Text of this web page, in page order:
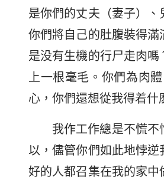
是你們的丈夫（妻子）、
你們將自己的肚腹裝得
是没有生機的行尸走肉
上一根毫毛。你們為肉
心，你們還想從我得着什
我作工作總是不慌
以，儘管你們如此地悖
好的人都召集在我的家